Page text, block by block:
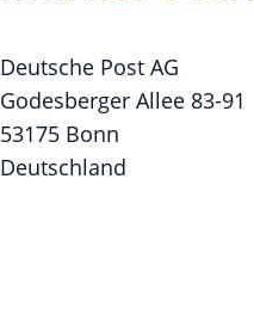
Deutsche Post AG
Godesberger Allee 83-91
53175 Bonn
Deutschland